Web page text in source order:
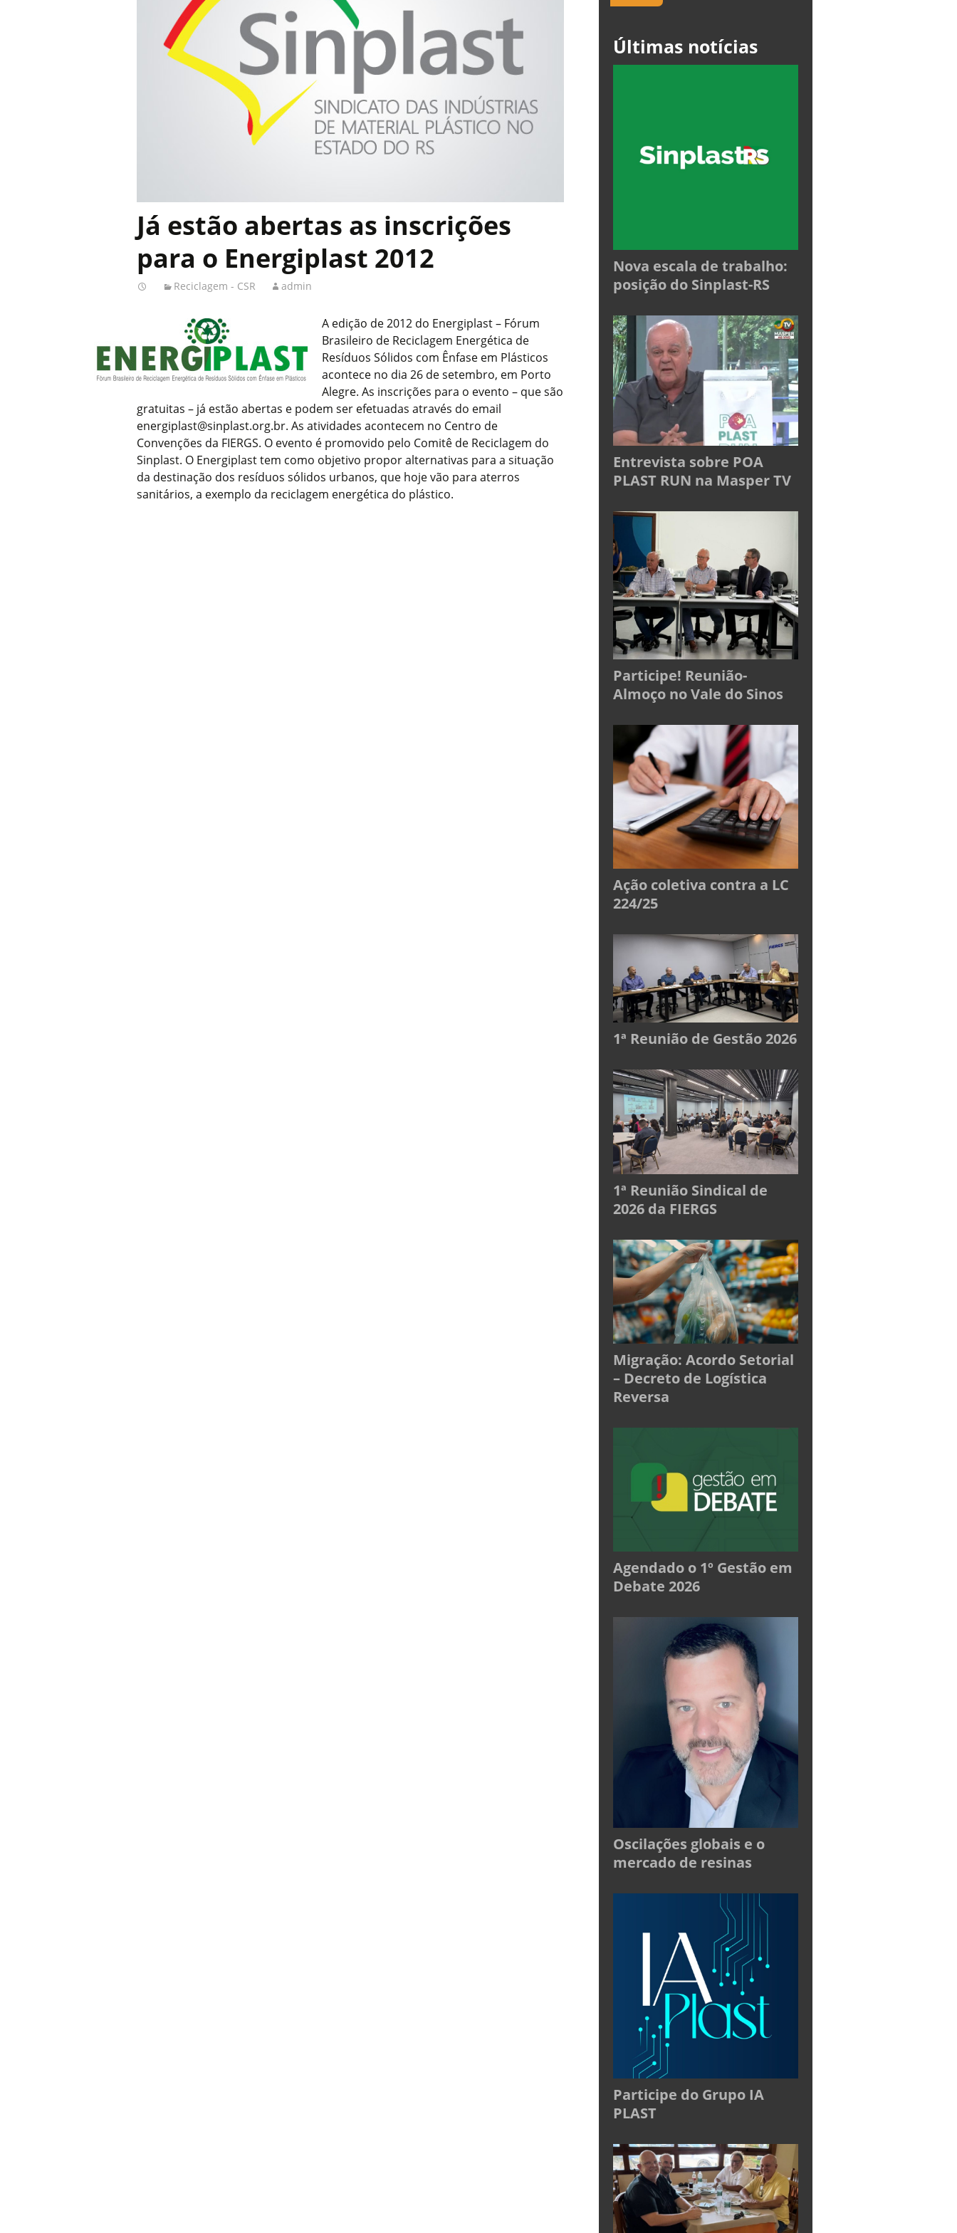
Já estão abertas as inscrições
para o Energiplast 2012
Reciclagem - CSR admin
A edição de 2012 do Energiplast – Fórum
Brasileiro de Reciclagem Energética de
Resíduos Sólidos com Ênfase em Plásticos
acontece no dia 26 de setembro, em Porto
Alegre. As inscrições para o evento – que são
gratuitas – já estão abertas e podem ser efetuadas através do email
energiplast@sinplast.org.br. As atividades acontecem no Centro de
Convenções da FIERGS. O evento é promovido pelo Comitê de Reciclagem do
Sinplast. O Energiplast tem como objetivo propor alternativas para a situação
da destinação dos resíduos sólidos urbanos, que hoje vão para aterros
sanitários, a exemplo da reciclagem energética do plástico.
Últimas notícias
Nova escala de trabalho:
posição do Sinplast-RS
Entrevista sobre POA
PLAST RUN na Masper TV
Participe! Reunião-
Almoço no Vale do Sinos
Ação coletiva contra a LC
224/25
1ª Reunião de Gestão 2026
1ª Reunião Sindical de
2026 da FIERGS
Migração: Acordo Setorial
– Decreto de Logística
Reversa
Agendado o 1º Gestão em
Debate 2026
Oscilações globais e o
mercado de resinas
Participe do Grupo IA
PLAST